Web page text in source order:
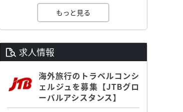
もっと見る
求人情報
海外旅行のトラベルコンシ
ェルジュを募集【JTBグロ
ーバルアシスタンス】